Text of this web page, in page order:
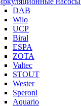
DAB
Wilo
UCP
Biral
ESPA
ZOTA
Valtec
STOUT
Wester
Speroni
Aquario